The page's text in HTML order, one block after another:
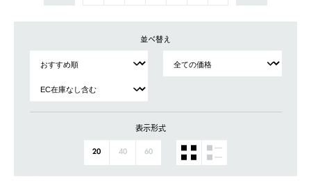
並べ替え
表示形式
20 40 60